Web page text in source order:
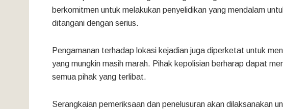
berkomitmen untuk melakukan penyelidikan yang mendalam
ditangani dengan serius.
Pengamanan terhadap lokasi kejadian juga diperketat untuk
yang mungkin masih marah. Pihak kepolisian berharap dapat
semua pihak yang terlibat.
Serangkaian pemeriksaan dan penelusuran akan dilaksanakan